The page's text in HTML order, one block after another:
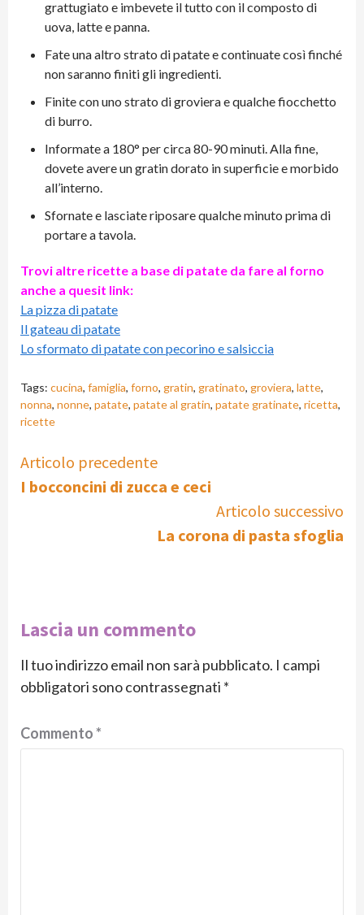
grattugiato e imbevete il tutto con il composto di
uova, latte e panna.
Fate una altro strato di patate e continuate così finché
non saranno finiti gli ingredienti.
Finite con uno strato di groviera e qualche fiocchetto
di burro.
Informate a 180° per circa 80-90 minuti. Alla fine,
dovete avere un gratin dorato in superficie e morbido
all’interno.
Sfornate e lasciate riposare qualche minuto prima di
portare a tavola.
Trovi altre ricette a base di patate da fare al forno
anche a quesit link:
La pizza di patate
Il gateau di patate
Lo sformato di patate con pecorino e salsiccia
Tags: cucina, famiglia, forno, gratin, gratinato, groviera, latte,
nonna, nonne, patate, patate al gratin, patate gratinate, ricetta,
ricette
Continue
Reading
Articolo precedente
I bocconcini di zucca e ceci
Articolo successivo
La corona di pasta sfoglia
Lascia un commento
Il tuo indirizzo email non sarà pubblicato. I campi
obbligatori sono contrassegnati *
Commento*